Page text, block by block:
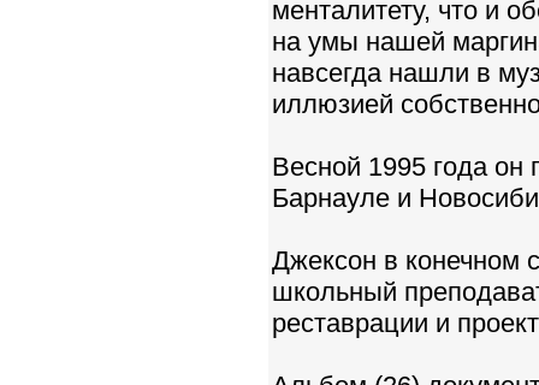
менталитету, что и
на умы нашей
навсегда нашли в
иллюзией
Весной 1995 года
Барнауле и
Джексон в конечном
школьный
реставрации и